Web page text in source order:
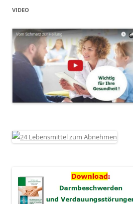
VIDEO